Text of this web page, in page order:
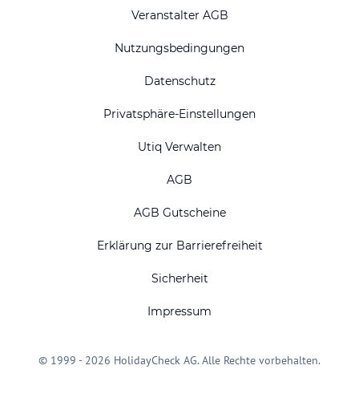
Veranstalter AGB
Nutzungsbedingungen
Datenschutz
Privatsphäre-Einstellungen
Utiq Verwalten
AGB
AGB Gutscheine
Erklärung zur Barrierefreiheit
Sicherheit
Impressum
© 1999 - 2026 HolidayCheck AG. Alle Rechte vorbehalten.